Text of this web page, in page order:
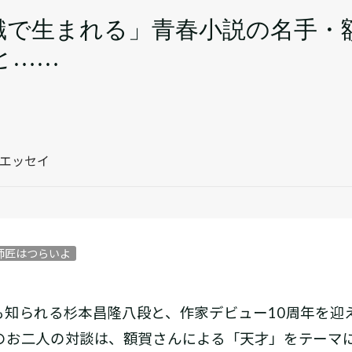
で生まれる」青春小説の名手・
……
ッセイ
匠はつらいよ
られる杉本昌隆八段と、作家デビュー10周年を迎
二人の対談は、額賀さんによる「天才」をテーマ